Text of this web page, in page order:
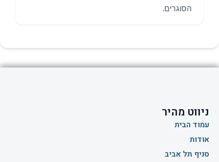
הסוגרים.
ניווט מהיר
עמוד הבית
אודות
סניף תל אביב